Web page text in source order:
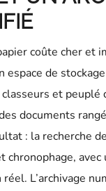
coûte cher et
espace de
et peuplé
documents
: la recherche
chronophage, avec
réel. L’archivage